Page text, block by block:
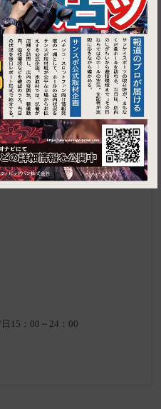
三報ビル 2F
つ
喫煙可能施設
15：00～24：00